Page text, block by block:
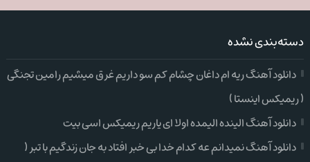
دسته‌بندی نشده
دانلود آهنگ ریه ام داغان چشام کم سو داریم غرق میشیم رامین تجنگی
( ریمیکس اینستا )
دانلود آهنگ الینده الیمده اولا ای یاریم ریمیکس اسی بیت
دانلود آهنگ نمیدانم عه کدام خدا بی خبر افتاد به جان زندگیم با تبر (